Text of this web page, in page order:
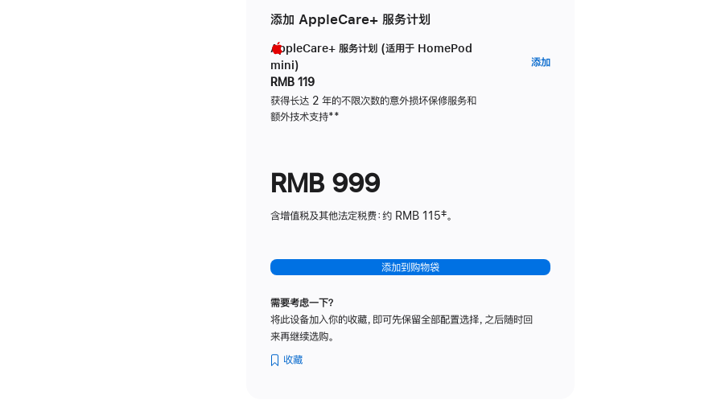
添加 AppleCare+ 服务计划
AppleCare+ 服务计划 (适用于 HomePod
mini)
RMB 119
获得长达 2 年的不限次数的意外损坏保修服务和
额外技术支持脚
**
添加AppleCare+
RMB 999
含增值税及其他法定税费：约 RMB 115‡。
添加到购物袋
需要考虑一下？
将此设备加入你的收藏，即可先保留全部配置选择，之后随时回
来再继续选购。
收藏